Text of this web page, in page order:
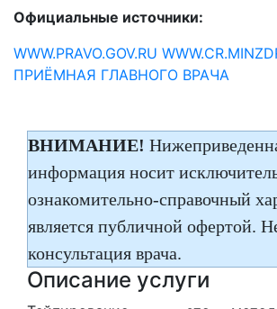
Официальные источники:
WWW.PRAVO.GOV.RU
ПРИЁМНАЯ ГЛАВНОГО ВРАЧА
ВНИМАНИЕ!
информация носит
ознакомительно-справочный
является публичной офертой.
консультация врача.
Описание услуги